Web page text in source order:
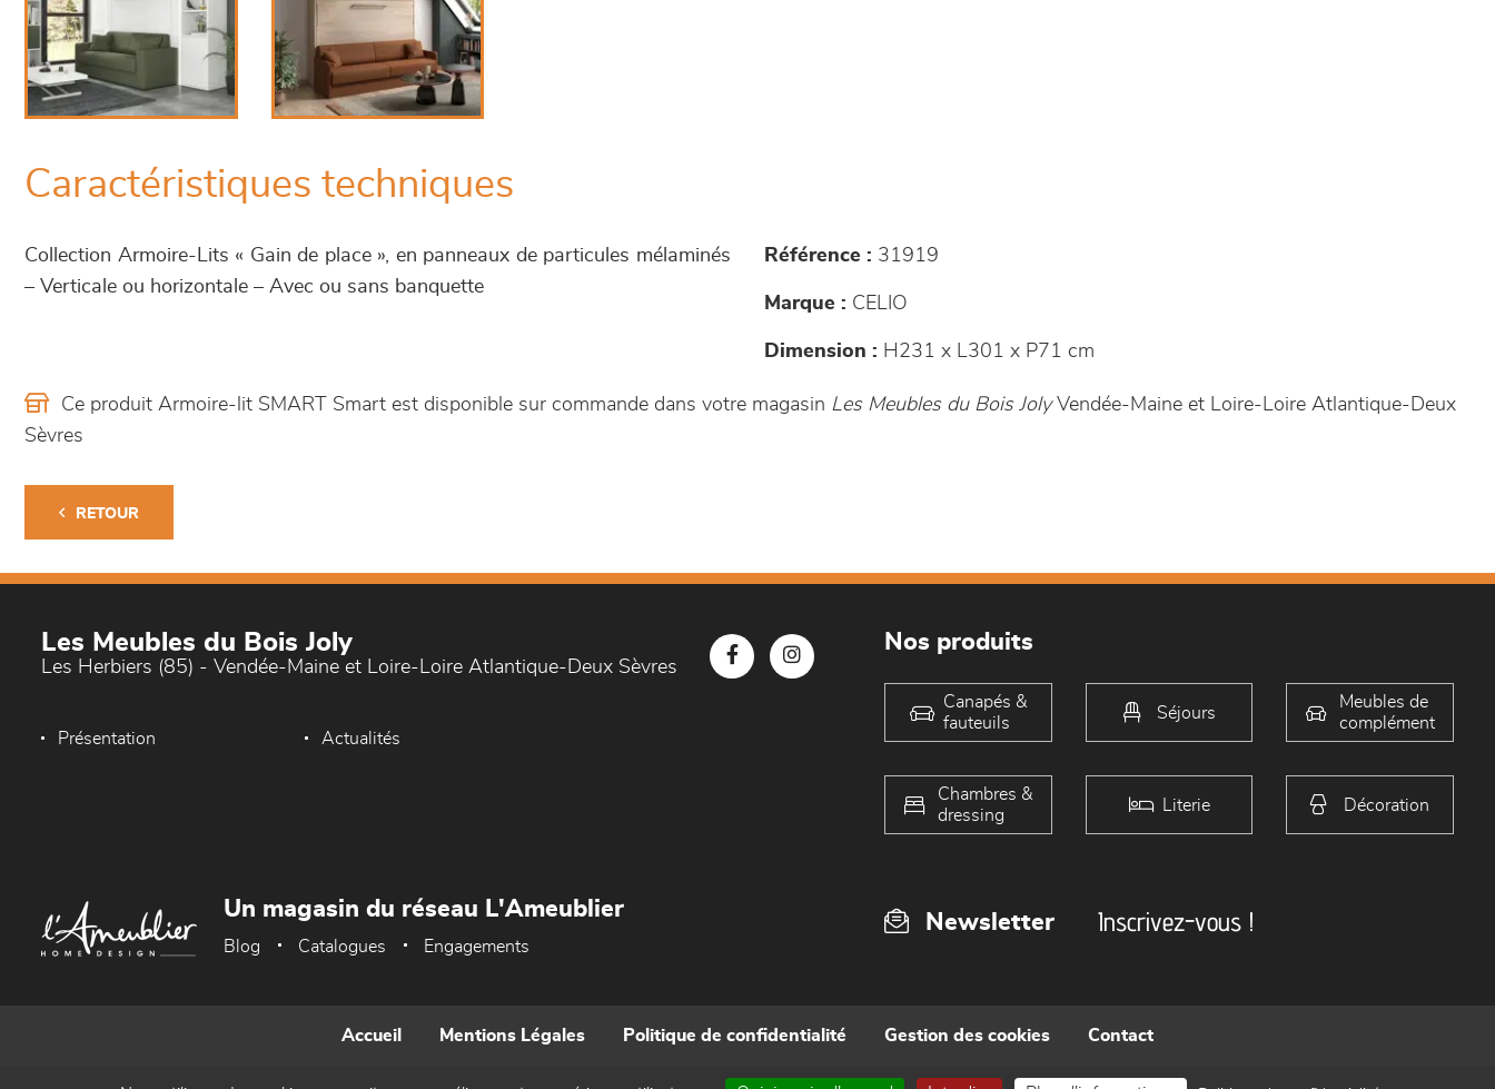
Caractéristiques techniques
Collection Armoire-Lits « Gain de place », en panneaux de particules mélaminés
– Verticale ou horizontale – Avec ou sans banquette
Référence : 31919
Marque : CELIO
Dimension : H231 x L301 x P71 cm
Ce produit Armoire-lit SMART Smart est disponible sur commande dans votre magasin Les Meubles du Bois JolyVendée-Maine et Loire-Loire Atlantique-Deux
Sèvres
RETOUR
Les Meubles du Bois Joly
Les Herbiers (85) - Vendée-Maine et Loire-Loire Atlantique-Deux Sèvres
Présentation Actualités
Nos produits
Canapés &
fauteuils
Séjours
Meubles de
complément
Chambres &
dressing
Literie Décoration
Newsletter Inscrivez-vous !
Un magasin du réseau L'Ameublier
Blog Catalogues Engagements
Accueil Mentions Légales Politique de confidentialité Gestion des cookies Contact